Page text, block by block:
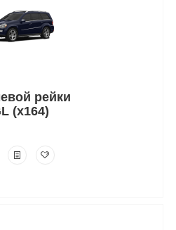
рейки
(x164)